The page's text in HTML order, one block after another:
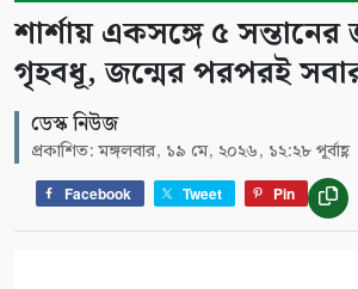
শার্শায় একসঙ্গে ৫
গৃহবধূ, জন্মের পরপরই
ডেস্ক নিউজ
প্রকাশিত: মঙ্গলবার, ১৯ মে, ২০২৬, ১২:২৮ পূর্বাহ্ণ
Facebook Tweet Pin